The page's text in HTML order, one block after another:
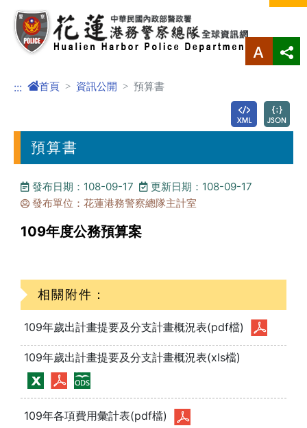
進入內容區塊
::: 首頁 資訊公開 預算書
預算書
發布日期：108-09-17
更新日期：108-09-17
發布單位：花蓮港務警察總隊主計室
109年度公務預算案
相關附件：
109年歲出計畫提要及分支計畫概況表(pdf檔)
109年歲出計畫提要及分支計畫概況表(xls檔)
109年各項費用彙計表(pdf檔)